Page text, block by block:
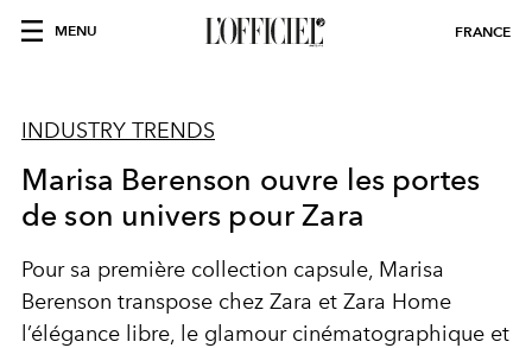
MENU FRANCE
INDUSTRY TRENDS
Marisa Berenson ouvre les portes
de son univers pour Zara
Pour sa première collection capsule, Marisa
Berenson transpose chez Zara et Zara Home
l’élégance libre, le glamour cinématographique et